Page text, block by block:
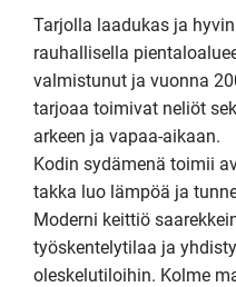
Tarjolla laadukas ja
rauhallisella
valmistunut ja vuonna
tarjoaa toimivat neliöt
arkeen ja vapaa-aikaan.
Kodin sydämenä toimii
takka luo lämpöä ja
Moderni keittiö
työskentelytilaa ja
oleskelutiloihin. Kolme